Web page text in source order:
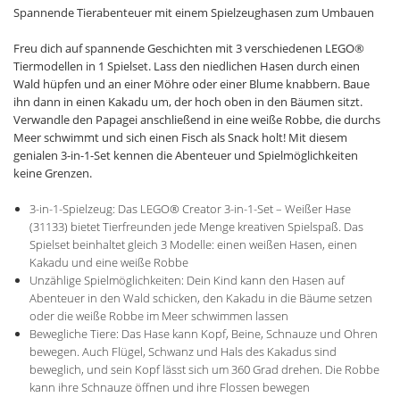
Spannende Tierabenteuer mit einem Spielzeughasen zum Umbauen
Freu dich auf spannende Geschichten mit 3 verschiedenen LEGO®
Tiermodellen in 1 Spielset. Lass den niedlichen Hasen durch einen
Wald hüpfen und an einer Möhre oder einer Blume knabbern. Baue
ihn dann in einen Kakadu um, der hoch oben in den Bäumen sitzt.
Verwandle den Papagei anschließend in eine weiße Robbe, die durchs
Meer schwimmt und sich einen Fisch als Snack holt! Mit diesem
genialen 3-in-1-Set kennen die Abenteuer und Spielmöglichkeiten
keine Grenzen.
3-in-1-Spielzeug: Das LEGO® Creator 3-in-1-Set – Weißer Hase
(31133) bietet Tierfreunden jede Menge kreativen Spielspaß. Das
Spielset beinhaltet gleich 3 Modelle: einen weißen Hasen, einen
Kakadu und eine weiße Robbe
Unzählige Spielmöglichkeiten: Dein Kind kann den Hasen auf
Abenteuer in den Wald schicken, den Kakadu in die Bäume setzen
oder die weiße Robbe im Meer schwimmen lassen
Bewegliche Tiere: Das Hase kann Kopf, Beine, Schnauze und Ohren
bewegen. Auch Flügel, Schwanz und Hals des Kakadus sind
beweglich, und sein Kopf lässt sich um 360 Grad drehen. Die Robbe
kann ihre Schnauze öffnen und ihre Flossen bewegen